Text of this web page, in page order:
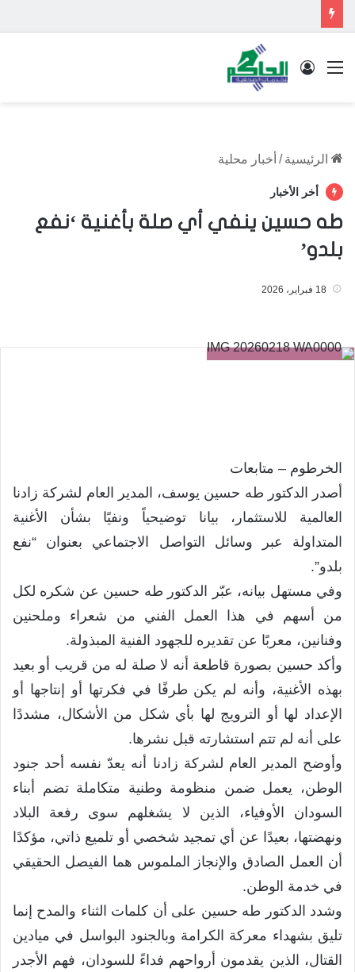
القائمة تسجيل الدخول
الرئيسية / أخبار محلية
أخر الأخبار
طه حسين ينفي أي صلة بأغنية ‘نفع
بلدو’
18 فبراير، 2026
الخرطوم – متابعات
أصدر الدكتور طه حسين يوسف، المدير العام لشركة زادنا
العالمية للاستثمار، بيانا توضيحياً ونفيًا بشأن الأغنية
المتداولة عبر وسائل التواصل الاجتماعي بعنوان “نفع
بلدو”.
وفي مستهل بيانه، عبّر الدكتور طه حسين عن شكره لكل
من أسهم في هذا العمل الفني من شعراء وملحنين
وفنانين، معربًا عن تقديره للجهود الفنية المبذولة.
وأكد حسين بصورة قاطعة أنه لا صلة له من قريب أو بعيد
بهذه الأغنية، وأنه لم يكن طرفًا في فكرتها أو إنتاجها أو
الإعداد لها أو الترويج لها بأي شكل من الأشكال، مشددًا
على أنه لم تتم استشارته قبل نشرها.
وأوضح المدير العام لشركة زادنا أنه يعدّ نفسه أحد جنود
الوطن، يعمل ضمن منظومة وطنية متكاملة تضم أبناء
السودان الأوفياء، الذين لا يشغلهم سوى رفعة البلاد
ونهضتها، بعيدًا عن أي تمجيد شخصي أو تلميع ذاتي، مؤكدًا
أن العمل الصادق والإنجاز الملموس هما الفيصل الحقيقي
في خدمة الوطن.
وشدد الدكتور طه حسين على أن كلمات الثناء والمدح إنما
تليق بشهداء معركة الكرامة وبالجنود البواسل في ميادين
القتال، الذين يقدمون أرواحهم فداءً للسودان، فهم الأجدر